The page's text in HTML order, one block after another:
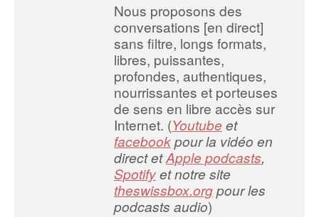
Nous proposons des
conversations [en direct]
sans filtre, longs formats,
libres, puissantes,
profondes, authentiques,
nourrissantes et porteuses
de sens en libre accès sur
Internet. (Youtube et
facebookpour la vidéo en
direct etApple podcasts,
Spotifyet notre site
theswissbox.orgpour les
podcasts audio)